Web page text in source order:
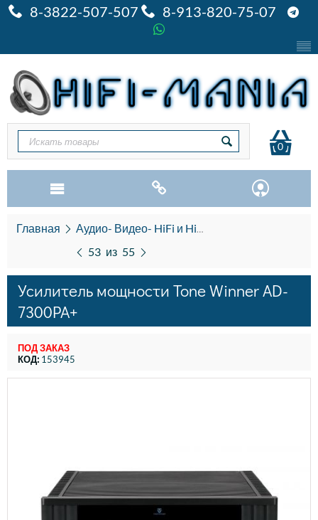
8-3822-507-507 8-913-820-75-07
0
Главная Аудио- Видео- HiFi и HiEND
53 из 55
Усилитель мощности Tone Winner AD-
7300PA+
ПОД ЗАКАЗ
КОД: 153945